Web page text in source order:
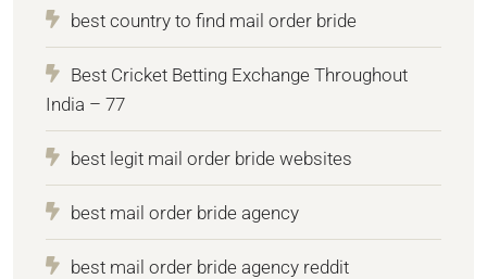
best country to find mail order bride
Best Cricket Betting Exchange Throughout
India – 77
best legit mail order bride websites
best mail order bride agency
best mail order bride agency reddit